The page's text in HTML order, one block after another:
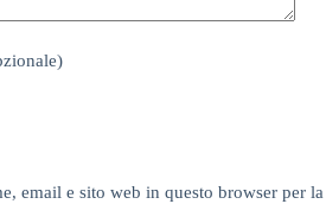
email e sito web in questo browser per